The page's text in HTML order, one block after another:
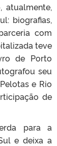
atualmente,
biografias,
com
teve
de Porto
seu
e Rio
de
para a
e deixa a